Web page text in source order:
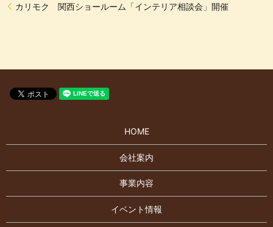
カリモク 関西ショールーム「インテリア相談会」開催
HOME
会社案内
事業内容
イベント情報